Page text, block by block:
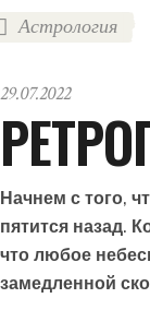
Астрология
29.07.2022
Начнем с того,
пятится назад.
что любое
замедленной